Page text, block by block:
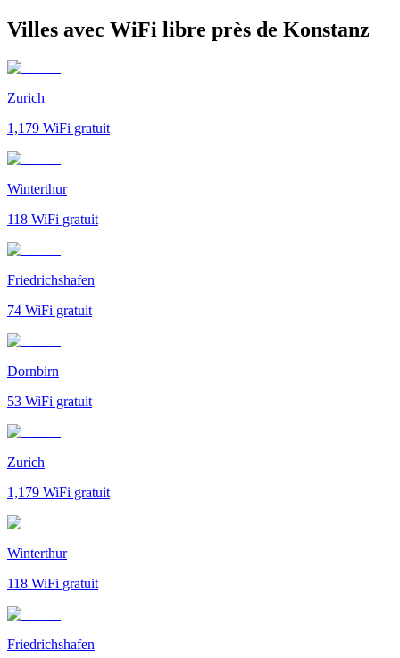
Villes avec WiFi libre près de Konstanz
Zurich
1,179 WiFi gratuit
Winterthur
118 WiFi gratuit
Friedrichshafen
74 WiFi gratuit
Dornbirn
53 WiFi gratuit
Zurich
1,179 WiFi gratuit
Winterthur
118 WiFi gratuit
Friedrichshafen